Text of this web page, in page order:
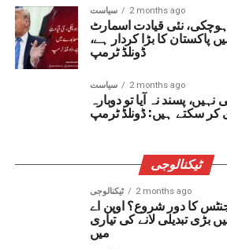
سیاست 2 months ago
نئی قیادت اسمارٹ
پاکستان کا بڑا کردار ہے،
ڈونلڈ ٹرمپ
سیاست 2 months ago
پسند نہ آیا تو دوبارہ
کر سکتے ہیں: ڈونلڈ ٹرمپ
ٹیکنالوجی
ٹیکنالوجی 2 months ago
کا دور شروع؟ اوپن اے
تبدیلی لانے کی تیاری
میں